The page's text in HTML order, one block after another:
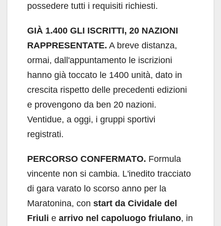
possedere tutti i requisiti richiesti.
GIÀ 1.400 GLI ISCRITTI, 20 NAZIONI
RAPPRESENTATE. A breve distanza,
ormai, dall'appuntamento le iscrizioni
hanno già toccato le 1400 unità, dato in
crescita rispetto delle precedenti edizioni
e provengono da ben 20 nazioni.
Ventidue, a oggi, i gruppi sportivi
registrati.
PERCORSO CONFERMATO. Formula
vincente non si cambia. L'inedito tracciato
di gara varato lo scorso anno per la
Maratonina, con start da Cividale del
Friuli e arrivo nel capoluogo friulano, in